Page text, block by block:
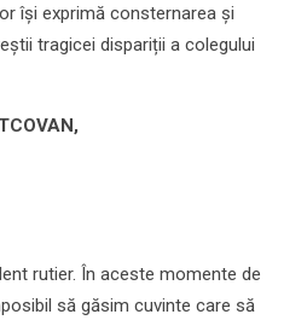
își exprimă consternarea și
tragicei dispariții a colegului
rutier. În aceste momente de
să găsim cuvinte care să